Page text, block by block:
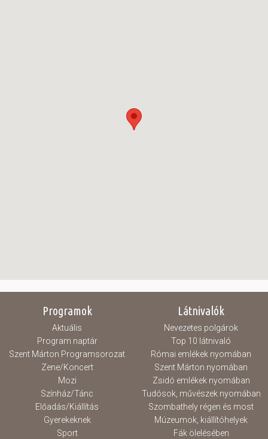
Programok
Aktuális
Program naptár
Szent Márton Programsorozat
Zene/Koncert
Mozi
Színház/Tánc
Előadás/Kiállítás
Gyerekeknek
Sport
Látnivalók
Nevezetes polgárok
Top 10 látnivaló
Római emlékek nyomában
Szent Márton nyomában
Zsidó emlékek nyomában
Tudósok, művészek nyomában
Szombathely régen és most
Múzeumok, kiállítóhelyek
Fák ölelésében